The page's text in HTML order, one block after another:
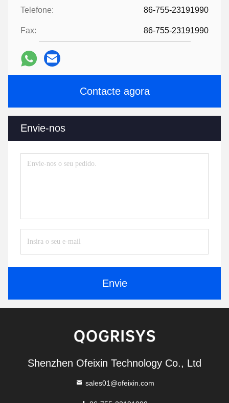
Telefone: 86-755-23191990
Fax: 86-755-23191990
Contacte agora
Envie-nos
Envie
Shenzhen Ofeixin Technology Co., Ltd
sales01@ofeixin.com